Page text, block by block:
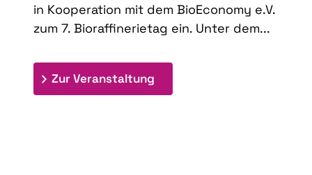
in Kooperation mit dem BioEconomy e.V.
zum 7. Bioraffinerietag ein. Unter dem...
Zur Veranstaltung